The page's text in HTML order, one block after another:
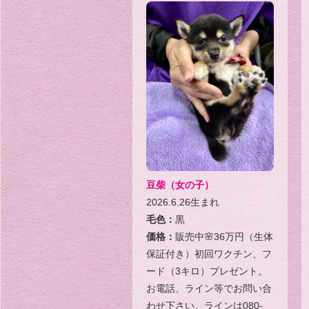
豆柴（女の子）
2026.6.26生まれ
毛色： 黒
価格： 販売中🌸36万円（生体
保証付き）初回ワクチン、フ
ード（3キロ）プレゼント。
お電話、ライン等でお問い合
わせ下さい。ラインは080-